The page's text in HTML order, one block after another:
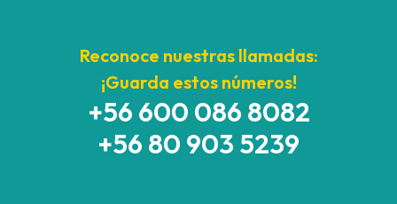
Reconoce nuestras llamadas:
¡Guarda estos números!
+56 600 086 8082
+56 80 903 5239